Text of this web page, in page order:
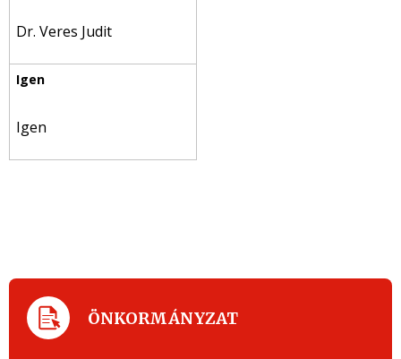
Dr. Veres Judit
Igen
ÖNKORMÁNYZAT